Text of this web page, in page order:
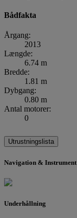
Bådfakta
Årgang:
2013
Længde:
6.74 m
Bredde:
1.81 m
Dybgang:
0.80 m
Antal motorer:
0
Utrustningslista
Navigation & Instrument
Underhållning